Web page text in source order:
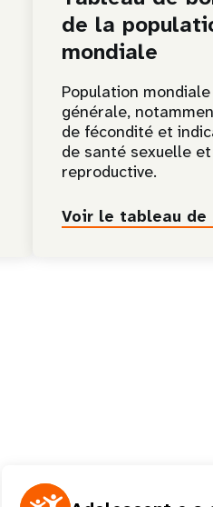
de la
mondiale
Population mondiale
générale,
de fécondité et
de santé sexuelle et
reproductive.
Voir le tableau de